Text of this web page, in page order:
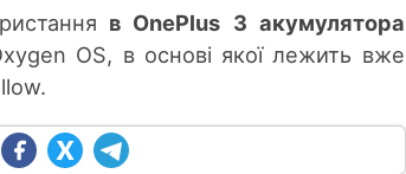
в OnePlus 3 акумулятора
OS, в основі якої лежить вже